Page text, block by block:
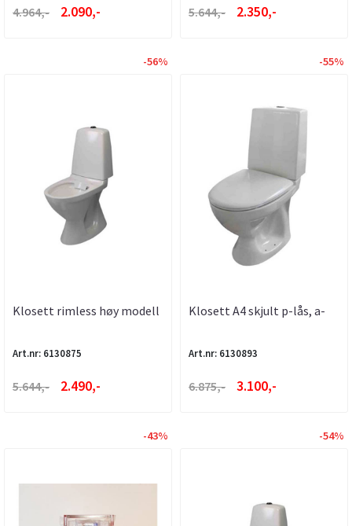
4.964,- 2.090,- 5.644,- 2.350,-
-56%
Klosett rimless høy modell
Art.nr: 6130875
5.644,- 2.490,-
-55%
Klosett A4 skjult p-lås, a-
Art.nr: 6130893
6.875,- 3.100,-
-43% -54%